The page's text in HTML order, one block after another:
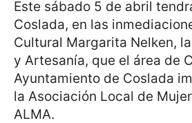
Este sábado 5 de abril
Coslada, en las
Cultural Margarita Nelken,
y Artesanía, que el área de
Ayuntamiento de Coslada
la Asociación Local de
ALMA.